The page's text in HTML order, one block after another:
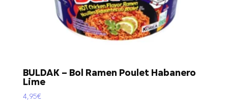
BULDAK – Bol Ramen Poulet Habanero
Lime
4,95€